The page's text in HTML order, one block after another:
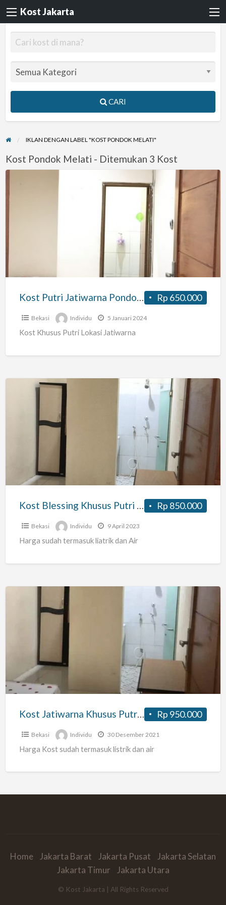
Kost Jakarta
CARI
IKLAN DENGAN LABEL "KOST PONDOK MELATI"
Kost Pondok Melati - Ditemukan 3 Kost
Kost
Murah
dan
Rp 650.000
Kost Putri Jatiwarna Pondok Gede Murah dan Nyaman
Bekasi Individu 5 Januari 2024
Kost Khusus Putri Lokasi Jatiwarna
Jatiwarna
Rp 850.000
Kost Blessing Khusus Putri Jatiwarna Murah
Bekasi Individu 9 April 2023
Harga sudah termasuk liatrik dan Air
Jatiwarna
dan
Nyaman
Rp 950.000
Kost Jatiwarna Khusus Putri Murah dan Nyaman
Bekasi Individu 30 Desember 2021
Harga Kost sudah termasuk listrik dan air
Home Jakarta Barat Jakarta Pusat
Jakarta Selatan
Jakarta Timur
Jakarta Utara
© Kost Jakarta | All Rights Reserved